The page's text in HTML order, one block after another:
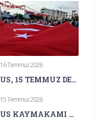
16 Temmuz 2026
TARSUS, 15 TEMMUZ DEMOKRASİ VE MİLLÎ BİRLİK GÜNÜ’NDE TEK YÜREK OLDU
15 Temmuz 2026
TARSUS KAYMAKAMI AKYÜZ’DEN 15 TEMMUZ MESAJI